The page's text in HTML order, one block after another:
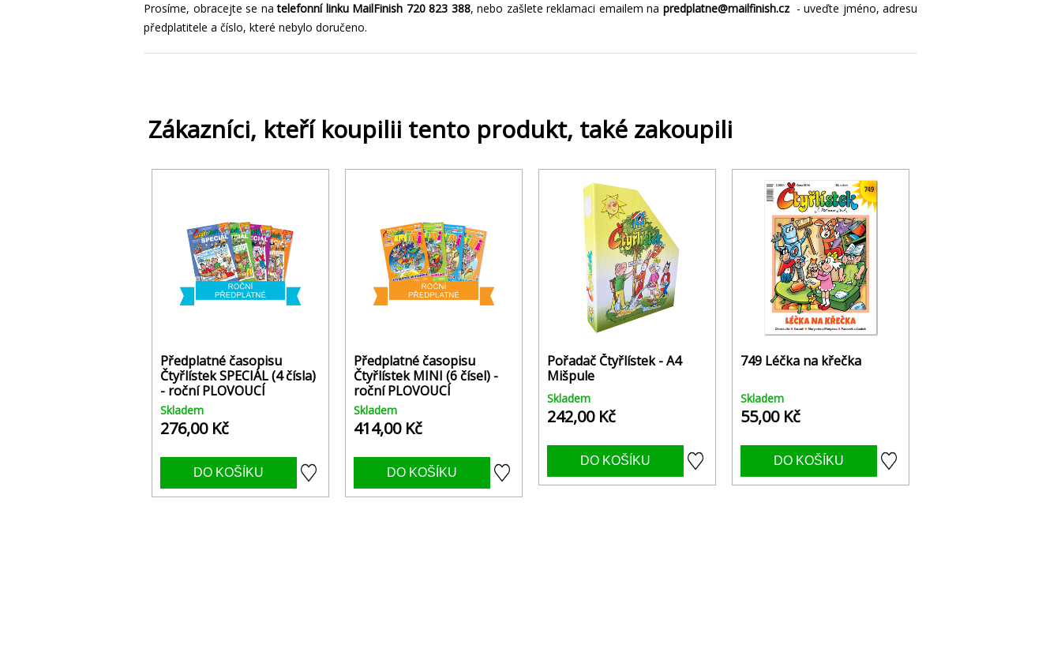
Prosíme, obracejte se na telefonní linku MailFinish 720 823 388, nebo zašlete reklamaci emailem na predplatne@mailfinish.cz- uveďte jméno, adresu
předplatitele a číslo, které nebylo doručeno.
Zákazníci, kteří koupilii tento produkt, také zakoupili
Předplatné časopisu
Čtyřlístek SPECIÁL (4 čísla)
- roční PLOVOUCÍ
Skladem
276,00 Kč
Předplatné časopisu
Čtyřlístek MINI (6 čísel) -
roční PLOVOUCÍ
Skladem
414,00 Kč
Pořadač Čtyřlístek - A4
Mišpule
Skladem
242,00 Kč
749 Léčka na křečka
Skladem
55,00 Kč